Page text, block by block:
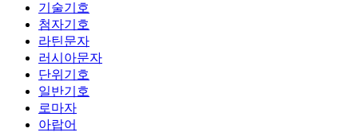
기술기호
첨자기호
라틴문자
러시아문자
단위기호
일반기호
로마자
아랍어